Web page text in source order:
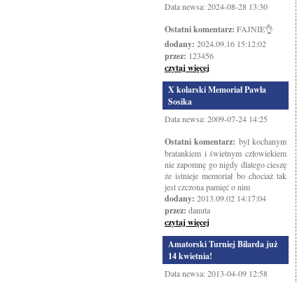
Data newsa: 2024-08-28 13:30
Ostatni komentarz: FAJNIE👌
dodany: 2024.09.16 15:12:02
przez: 123456
czytaj więcej
X kolarski Memoriał Pawła
Sosika
Data newsa: 2009-07-24 14:25
Ostatni komentarz: był kochanym
bratankiem i świetnym człowiekiem
nie zapomnę go nigdy dlatego cieszę
że istnieje memoriał bo chociaż tak
jest czczona pamięć o nim
dodany: 2013.09.02 14:17:04
przez: danuta
czytaj więcej
Amatorski Turniej Bilarda już
14 kwietnia!
Data newsa: 2013-04-09 12:58